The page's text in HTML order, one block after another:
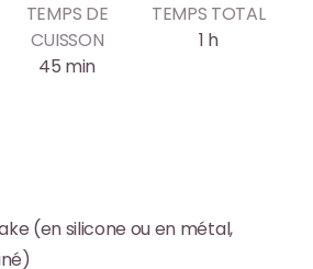
TEMPS DE
CUISSON
45 min
TEMPS TOTAL
1 h
(en silicone ou en métal,